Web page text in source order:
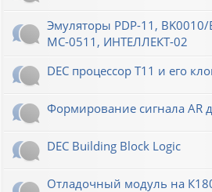
Эмуляторы PDP-11, BK0010/
МС-0511, ИНТЕЛЛЕКТ-02
DEC процессор T11 и его
Формирование сигнала AR
DEC Building Block Logic
Отладочный модуль на